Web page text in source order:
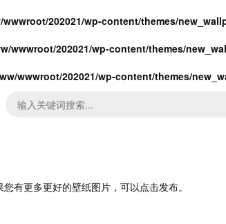
wwwroot/202021/wp-content/themes/
wwwroot/202021/wp-content/themes/
wwwroot/202021/wp-content/themes/
有更多更好的壁纸图片，可以点击发布。